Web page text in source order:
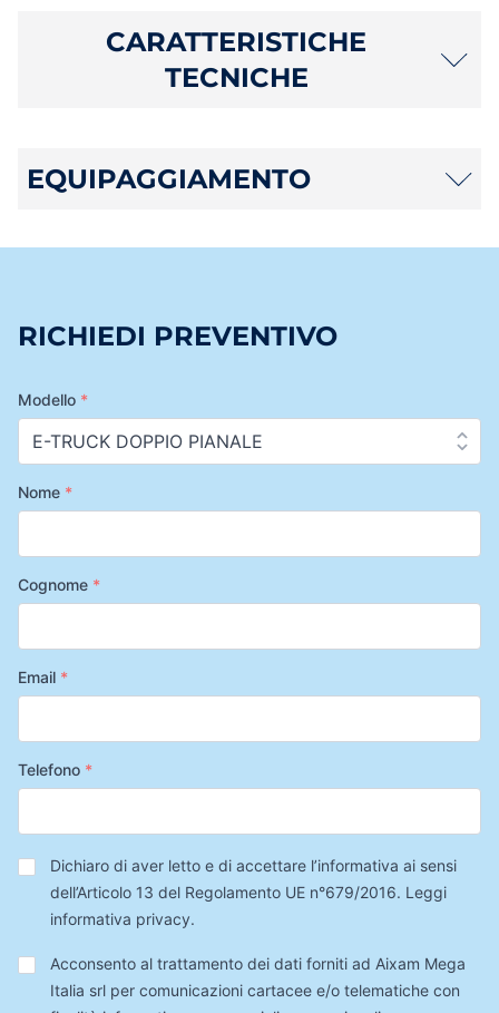
CARATTERISTICHE
TECNICHE
EQUIPAGGIAMENTO
RICHIEDI PREVENTIVO
Modello *
Nome *
Cognome *
Email *
Telefono *
Privacy*
Dichiaro di aver letto e di accettare l’informativa ai sensi
dell’Articolo 13 del Regolamento UE n°679/2016. Leggi
informativa privacy.
Trattamento
Dati
Acconsento al trattamento dei dati forniti ad Aixam Mega
Italia srl per comunicazioni cartacee e/o telematiche con